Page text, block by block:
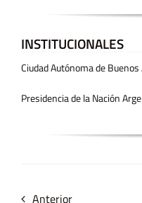
INSTITUCIONALES
Ciudad Autónoma de Buenos
Presidencia de la Nación
Anterior